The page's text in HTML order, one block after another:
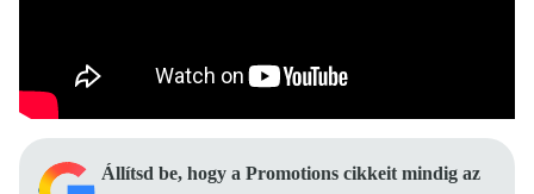
Állítsd be, hogy a Promotions cikkeit mindig az